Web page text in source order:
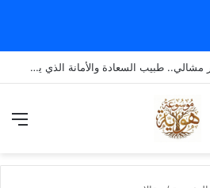
الدكتور عبدالرحمن سمير مشالي.. طبيب السعادة والأمانة الذي يضع الإنسانية قبل كل شيء